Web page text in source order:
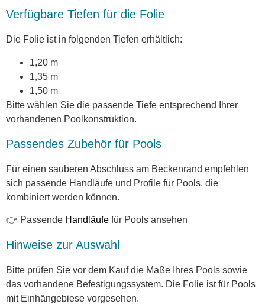
Verfügbare Tiefen für die Folie
Die Folie ist in folgenden Tiefen erhältlich:
1,20 m
1,35 m
1,50 m
Bitte wählen Sie die passende Tiefe entsprechend Ihrer
vorhandenen Poolkonstruktion.
Passendes Zubehör für Pools
Für einen sauberen Abschluss am Beckenrand empfehlen
sich passende Handläufe und Profile für Pools, die
kombiniert werden können.
👉 Passende Handläufe für Pools ansehen
Hinweise zur Auswahl
Bitte prüfen Sie vor dem Kauf die Maße Ihres Pools sowie
das vorhandene Befestigungssystem. Die Folie ist für Pools
mit Einhängebiese vorgesehen.